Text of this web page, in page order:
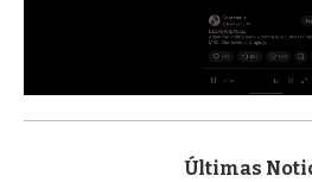
s
Últimas